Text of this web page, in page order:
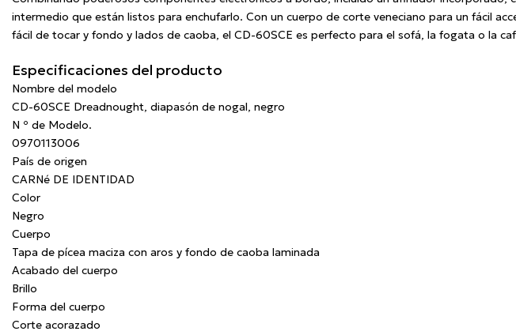
intermedio que están listos para enchufarlo. Con un cuerpo de corte veneciano para un fácil
fácil de tocar y fondo y lados de caoba, el CD-60SCE es perfecto para el sofá, la fogata o la
Especificaciones del producto
Nombre del modelo
CD-60SCE Dreadnought, diapasón de nogal, negro
N º de Modelo.
0970113006
País de origen
CARNé DE IDENTIDAD
Color
Negro
Cuerpo
Tapa de pícea maciza con aros y fondo de caoba laminada
Acabado del cuerpo
Brillo
Forma del cuerpo
Corte acorazado